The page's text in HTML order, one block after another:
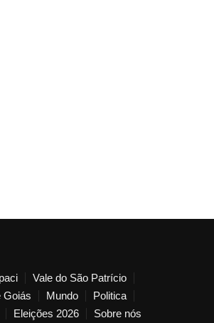
Vale do São Patrício
Goiás Mundo
Politica
Eleições 2026 Sobre nós